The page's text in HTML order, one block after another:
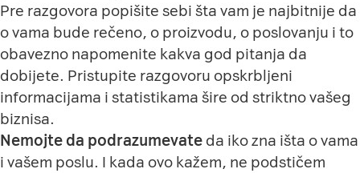
Pre razgovora popišite sebi šta vam je najbitnije da
o vama bude rečeno, o proizvodu, o poslovanju i to
obavezno napomenite kakva god pitanja da
dobijete. Pristupite razgovoru opskrbljeni
informacijama i statistikama šire od striktno vašeg
biznisa.
Nemojte da podrazumevate da iko zna išta o vama
i vašem poslu. I kada ovo kažem, ne podstičem